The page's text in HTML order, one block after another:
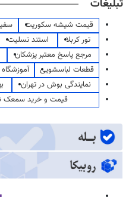
تبلیغات
قیمت شیشه سکوریت
تور کربلا
استند تسلیت
مرجع پاسخ معتبر پزشکان
قطعات لباسشویی
نمایندگی بوش در تهران
قیمت و خرید سمعک